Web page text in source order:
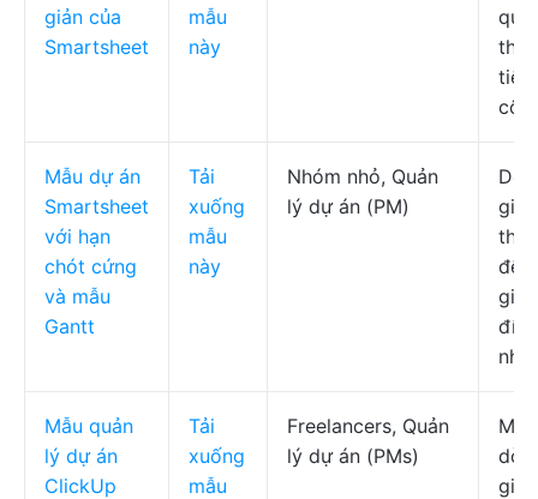
giản của
Smartsheet
mẫu
này
Mẫu dự án
Smartsheet
với hạn
chót cứng
và mẫu
Gantt
Tải
xuống
mẫu
này
Nhóm nhỏ, Quản
lý dự án (PM)
thời
Mẫu quản
lý dự án
ClickUp
Tải
xuống
mẫu
Freelancers, Quản
lý dự án (PMs)